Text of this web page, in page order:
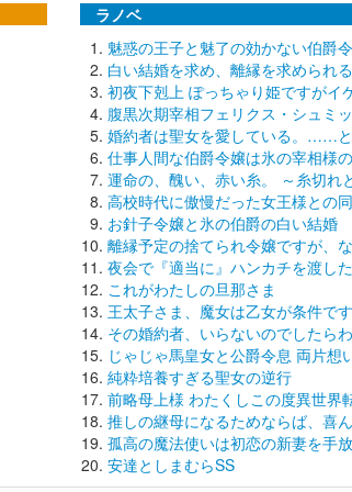
ラノベ
魅惑の王子と魅了の効かない伯爵
白い結婚を求め、離縁を求められ
初夜下剋上 ぽっちゃり姫ですがイ
腹黒次期宰相フェリクス・シュミ
婚約者は聖女を愛している。……と
仕事人間な伯爵令嬢は氷の宰相様
運命の、醜い、赤い糸。 ～糸切れ
高校時代に傲慢だった女王様との
お針子令嬢と氷の伯爵の白い結婚
離縁予定の捨てられ令嬢ですが、
夜会で『適当に』ハンカチを渡し
これがわたしの旦那さま
王太子さま、魔女は乙女が条件です
その婚約者、いらないのでしたら
じゃじゃ馬皇女と公爵令息 両片
純粋培養すぎる聖女の逆行
前略母上様 わたくしこの度異世界
推しの継母になるためならば、喜
孤高の魔法使いは初恋の新妻を手
安達としまむらSS